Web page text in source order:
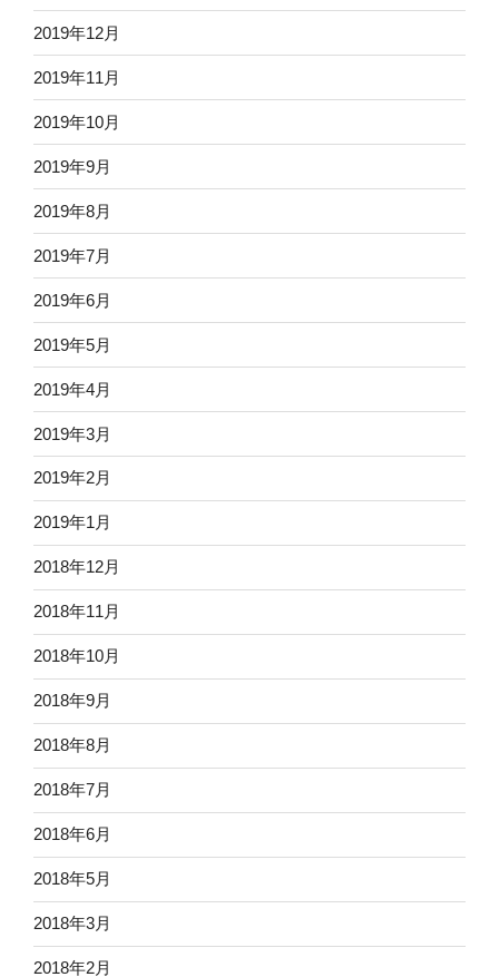
2019年12月
2019年11月
2019年10月
2019年9月
2019年8月
2019年7月
2019年6月
2019年5月
2019年4月
2019年3月
2019年2月
2019年1月
2018年12月
2018年11月
2018年10月
2018年9月
2018年8月
2018年7月
2018年6月
2018年5月
2018年3月
2018年2月